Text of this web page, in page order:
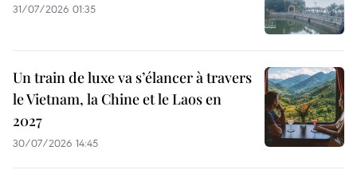
31/07/2026 01:35
Un train de luxe va s’élancer à travers
le Vietnam, la Chine et le Laos en
2027
30/07/2026 14:45